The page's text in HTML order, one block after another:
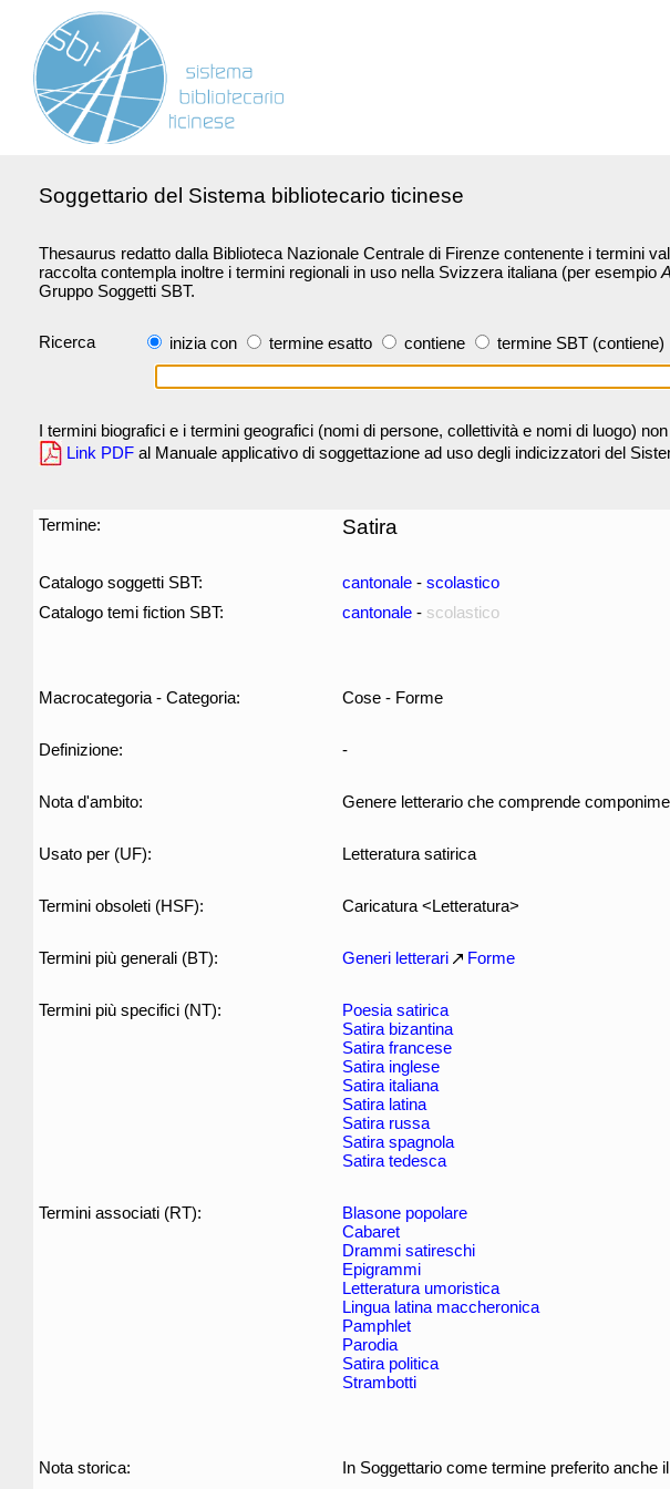
Soggettario del Sistema bibliotecario ticinese
Thesaurus redatto dalla Biblioteca Nazionale Centrale di Firenze contenente i termini
raccolta contempla inoltre i termini regionali in uso nella Svizzera italiana (per esempio
Gruppo Soggetti SBT.
Ricerca inizia con termine esatto contiene termine SBT (contiene)
I termini biografici e i termini geografici (nomi di persone, collettività e nomi di luogo)
Link PDF al Manuale applicativo di soggettazione ad uso degli indicizzatori del
Termine: Satira
Catalogo soggetti SBT: cantonale - scolastico
Catalogo temi fiction SBT:
cantonale - scolastico
Macrocategoria - Categoria: Cose - Forme
Definizione: -
Nota d'ambito: Genere letterario che comprende
Usato per (UF): Letteratura satirica
Termini obsoleti (HSF): Caricatura <Letteratura>
Termini più generali (BT): Generi letterari Forme
Termini più specifici (NT):
Poesia satirica
Satira bizantina
Satira francese
Satira inglese
Satira italiana
Satira latina
Satira russa
Satira spagnola
Satira tedesca
Termini associati (RT):
Blasone popolare
Cabaret
Drammi satireschi
Epigrammi
Letteratura umoristica
Lingua latina maccheronica
Pamphlet
Parodia
Satira politica
Strambotti
Nota storica: In Soggettario come termine preferito anche